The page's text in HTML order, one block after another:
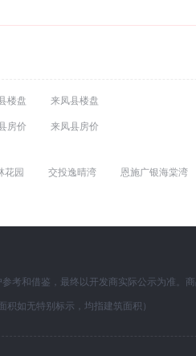
楼盘 来凤县楼盘
房价 来凤县房价
花园 交投逸晴湾 恩施广银海棠湾
考和借鉴，最终以开发商实际公示为准。
如无特别标示，均指建筑面积）